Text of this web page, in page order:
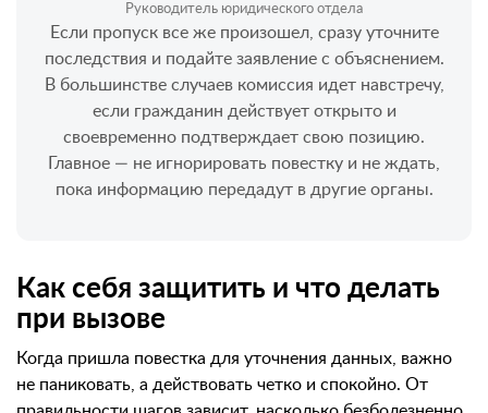
Руководитель юридического отдела
Если пропуск все же произошел, сразу уточните
последствия и подайте заявление с объяснением.
В большинстве случаев комиссия идет навстречу,
если гражданин действует открыто и
своевременно подтверждает свою позицию.
Главное — не игнорировать повестку и не ждать,
пока информацию передадут в другие органы.
Как себя защитить и что делать
при вызове
Когда пришла повестка для уточнения данных, важно
не паниковать, а действовать четко и спокойно. От